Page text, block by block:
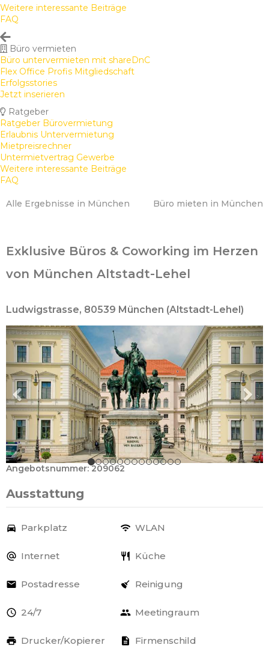
Weitere interessante Beiträge
FAQ
Büro vermieten
Büro untervermieten mit shareDnC
Flex Office Profis Mitgliedschaft
Erfolgsstories
Jetzt inserieren
Ratgeber
Ratgeber Bürovermietung
Erlaubnis Untervermietung
Mietpreisrechner
Untermietvertrag Gewerbe
Weitere interessante Beiträge
FAQ
Alle Ergebnisse in München Büro mieten in München
Exklusive Büros & Coworking im Herzen
von München Altstadt-Lehel
Ludwigstrasse, 80539 München (Altstadt-Lehel)
Angebotsnummer: 209062
Ausstattung
Parkplatz WLAN
Internet Küche
Postadresse Reinigung
24/7 Meetingraum
Drucker/Kopierer Firmenschild